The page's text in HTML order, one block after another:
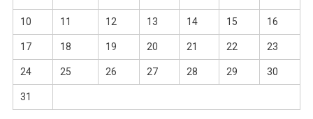
10 11 12 13 14 15 16
17 18 19 20 21 22 23
24 25 26 27 28 29 30
31